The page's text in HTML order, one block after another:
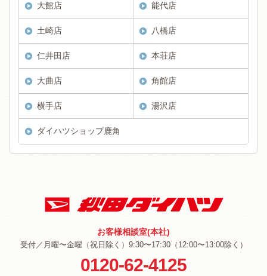
大館店 能代店
土崎店 八橋店
仁井田店 本荘店
大曲店 角館店
横手店 湯沢店
ダイハツショップ鹿角
お客様相談室(本社)
受付／月曜〜金曜（祝日除く）9:30〜17:30（12:00〜13:00除く）
0120-62-4125